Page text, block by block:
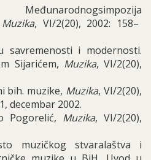
Međunarodnogsimpozija
Muzika, VI/2(20), 2002: 158–
savremenosti i modernosti.
Sijarićem, Muzika,VI/2(20),
bih. muzike, Muzika,VI/2(20),
1, decembar 2002.
Pogorelić, Muzika, VI/2(20),
muzičkog stvaralaštva i